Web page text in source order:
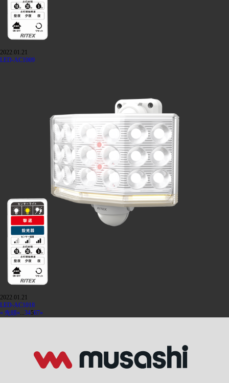
2022.01.21
LED-AC1009
2022.01.21
LED-AC1018
« 先頭«...34567»